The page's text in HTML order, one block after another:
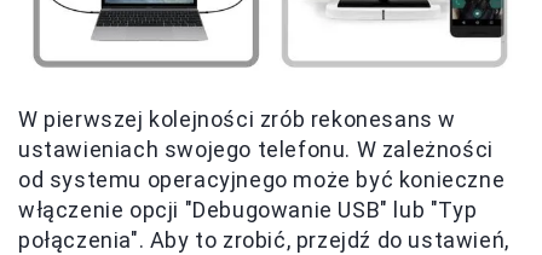
W pierwszej kolejności zrób rekonesans w
ustawieniach swojego telefonu. W zależności
od systemu operacyjnego może być konieczne
włączenie opcji "Debugowanie USB" lub "Typ
połączenia". Aby to zrobić, przejdź do ustawień,